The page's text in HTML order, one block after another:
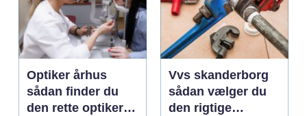
Optiker århus
sådan finder du
den rette optiker i
Vvs skanderborg
sådan vælger du
den rigtige